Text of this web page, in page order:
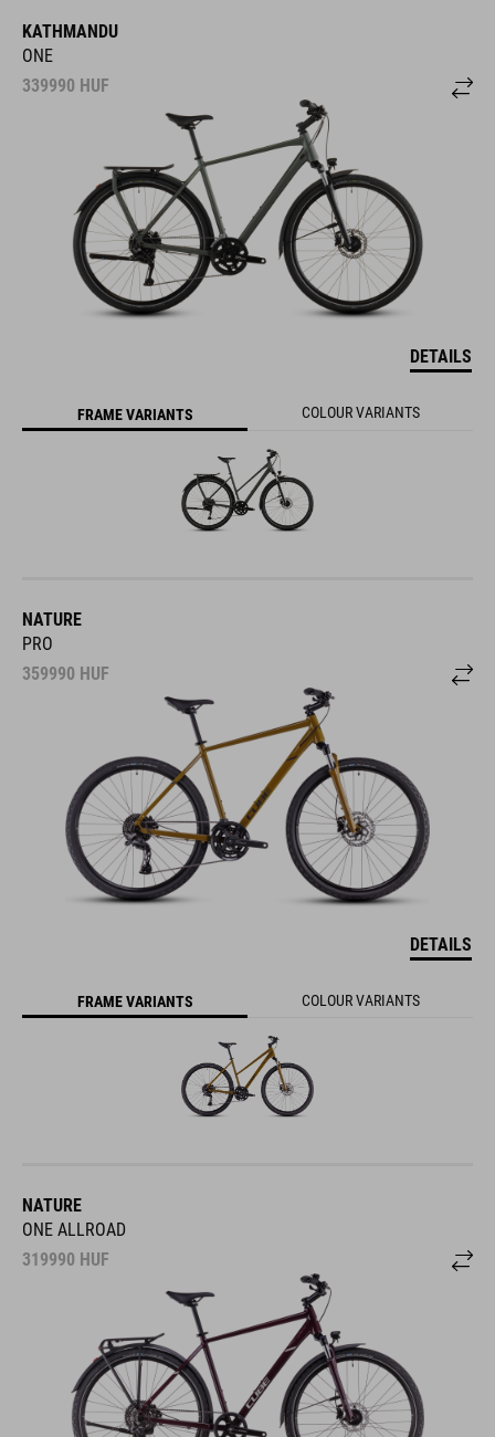
KATHMANDU
ONE
339990 HUF
DETAILS
NATURE
PRO
359990 HUF
DETAILS
NATURE
ONE ALLROAD
319990 HUF